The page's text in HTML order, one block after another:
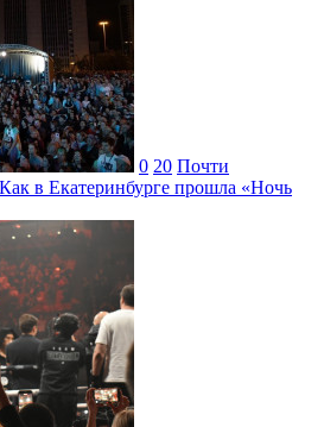
0 20 Почти
в Екатеринбурге прошла «Ночь